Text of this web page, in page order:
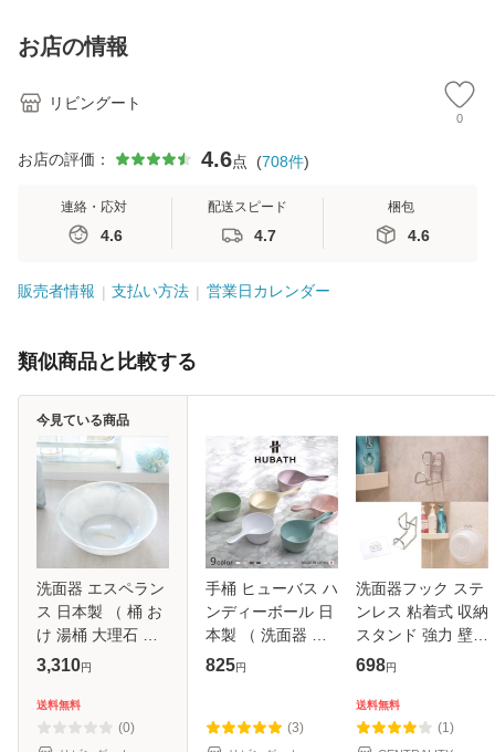
お店の情報
リビングート
0
お店の評価： 4.6点 (708件)
連絡・応対
4.6
配送スピード
4.7
梱包
4.6
販売者情報 支払い方法 営業日カレンダー
類似商品と比較する
洗面器 エスペラン
ス 日本製 （ 桶 お
け 湯桶 大理石 湯
おけ 32.7cm 風呂
り止め 防カビ ぬめ
り防止 マーブル調
3,310円
送料無料
(0)
今見ている商品
手桶 ヒューバス ハ
ンディーボール 日
本製 （ 洗面器 風
呂おけ 風呂桶
すい 使いやすい フ
825円
(3)
洗面器フック ステ
ンレス 粘着式 収納
スタンド 強力 壁
傷つけない お風呂
おしゃれ バス用品
安い
698円
送料無料
(1)